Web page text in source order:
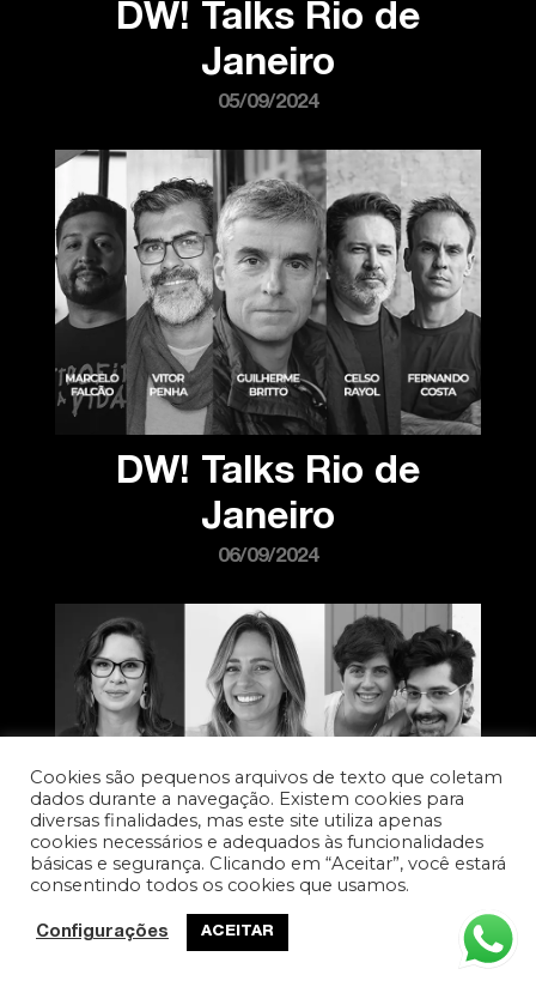
DW! Talks Rio de
Janeiro
05/09/2024
DW! Talks Rio de
Janeiro
06/09/2024
DW! Talks Rio de
Cookies são pequenos arquivos de texto que coletam
dados durante a navegação. Existem cookies para
diversas finalidades, mas este site utiliza apenas
cookies necessários e adequados às funcionalidades
básicas e segurança. Clicando em “Aceitar”, você estará
consentindo todos os cookies que usamos.
Configurações ACEITAR